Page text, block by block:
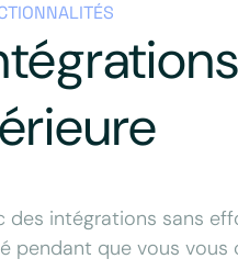
intégrations sans
pendant que vous vous